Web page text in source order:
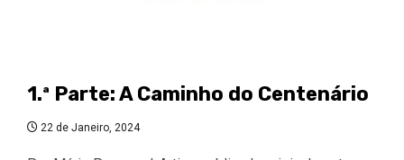
1.ª Parte: A Caminho do Centenário
22 de Janeiro, 2024